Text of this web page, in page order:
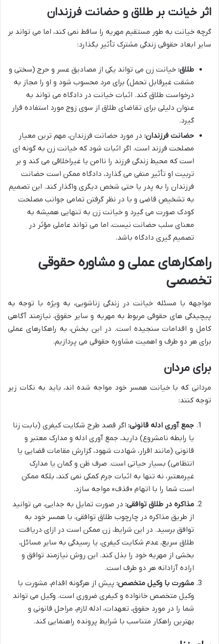
اثر خیانت بر طلاق و حضانت فرزندان
گرچه خیانت به طور مستقیم مهریه را ساقط نمی کند، اما می تواند بر
سایر ابعاد حقوقی زندگی مشترک تأثیر بگذارد:
طلاق: خیانت زن می تواند یکی از مصادیق عسر و حرج (سختی و
مشقت غیرقابل تحمل) برای مرد محسوب شود و او را مجاز به
درخواست طلاق کند. اثبات خیانت در دادگاه می تواند به
عنوان دلیلی برای تقاضای طلاق از سوی زوج مورد استفاده قرار
گیرد.
حضانت فرزندان: در مورد حضانت فرزندان، مهم ترین معیار
مصلحت فرزند است. اگر اثبات شود که خیانت زن به گونه ای
است که محیط زندگی فرزند را ناامن یا غیراخلاقی می کند و بر
تربیت او تأثیر منفی می گذارد، دادگاه ممکن است حضانت
فرزندان را به پدر یا حتی شخص دیگری واگذار کند. این تصمیم
به تشخیص قاضی و با در نظر گرفتن تمامی جوانب مصلحت
کودک صورت می گیرد و خیانت زن به تنهایی همیشه به
معنای سلب حضانت نیست، اما می تواند عاملی مؤثر در
تصمیم گیری دادگاه باشد.
راهکارهای عملی و مشاوره حقوقی
تخصصی
مواجهه با مسئله خیانت در زندگی زناشویی، به ویژه با توجه به
پیچیدگی های حقوقی مربوط به مهریه و سایر حقوق، نیازمند آگاهی
کامل و اقدامات سنجیده است. در این بخش، به راهکارهای عملی
برای هر دو طرف و اهمیت مشاوره حقوقی می پردازیم.
برای مردان
مردانی که با خیانت همسر خود مواجه شده اند، باید به نکات زیر
توجه کنند:
جمع آوری ادله قانونی: اگر قصد طرح شکایت کیفری (بابت زنا
یا رابطه نامشروع) دارید، جمع آوری ادله و مدارک معتبر و
قانونی (مانند اقرار، شهادت شهود، گزارش مقامات قضایی یا
انتظامی) بسیار حیاتی است. صرف ظن و گمان یا مدارک
غیرمعتبر، نه تنها به اثبات جرم کمکی نمی کند، بلکه ممکن
است شما را با اتهام «قذف» مواجه سازد.
مذاکره در طلاق توافقی: در صورت تمایل به جدایی، می توانید
از طریق مذاکره در چارچوب طلاق توافقی، با همسر خود به
توافق برسید. در این شرایط، زن ممکن است در ازای دریافت
طلاق سریع، عدم شکایت کیفری، یا رسیدگی به سایر مسائل،
بخشی از مهریه خود را بذل کند. این روش نیازمند توافق و
اراده آزادانه هر دو طرف است.
مشورت با وکیل متخصص: پیش از هرگونه اقدام، مشورت با
وکیل متخصص خانواده و کیفری ضروری است. وکیل می تواند
شما را در مورد حقوق، تعهدات، ادله لازم، مراحل قانونی و
بهترین راهکار متناسب با شرایط پرونده راهنمایی کند.